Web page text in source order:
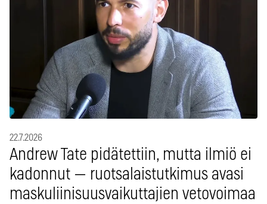
22.7.2026
Andrew Tate pidätettiin, mutta ilmiö ei
kadonnut — ruotsalaistutkimus avasi
maskuliinisuusvaikuttajien vetovoimaa